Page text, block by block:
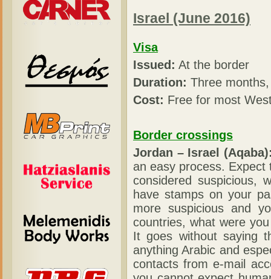
Israel (June 2016)
Visa
Issued: At the border
Duration: Three
Cost: Free for most
Border crossings
Jordan – Israel
an easy process.
considered suspicious,
have stamps on your
more suspicious and
countries, what were
It goes without saying
anything Arabic and
contacts from e-mail